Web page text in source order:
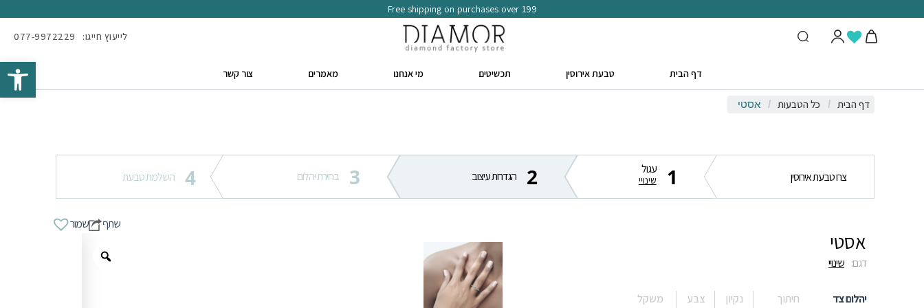
Open toolbar
Free shipping on purchases over 199
לייעוץ חייגו: 077-9972229
צור קשר מאמרים מי אנחנו תכשיטים טבעת אירוסין דף הבית
דף הבית / כל הטבעות / אסטי
צרו טבעת אירוסין 1 עגול
שינויי 2 הגדרות עיצוב 3 בחירת יהלום 4 השלמת טבעת
שמור שתף
אסטי
דגם: שינויי
יהלום צד חיתוך נקיון צבע
משקל